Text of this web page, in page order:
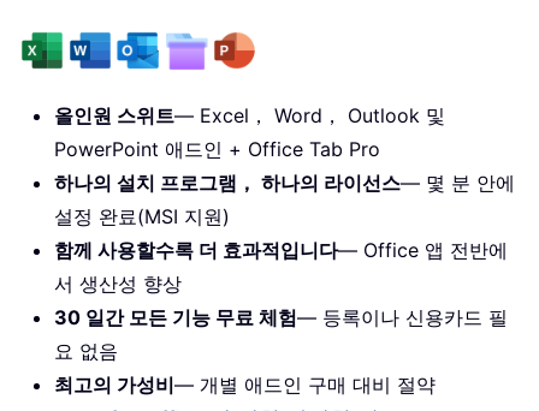
올인원 스위트— Excel， Word， Outlook 및
PowerPoint 애드인 + Office Tab Pro
하나의 설치 프로그램， 하나의 라이선스— 몇 분 안에
설정 완료(MSI 지원)
함께 사용할수록 더 효과적입니다— Office 앱 전반에
서 생산성 향상
30 일간 모든 기능 무료 체험— 등록이나 신용카드 필
요 없음
최고의 가성비— 개별 애드인 구매 대비 절약